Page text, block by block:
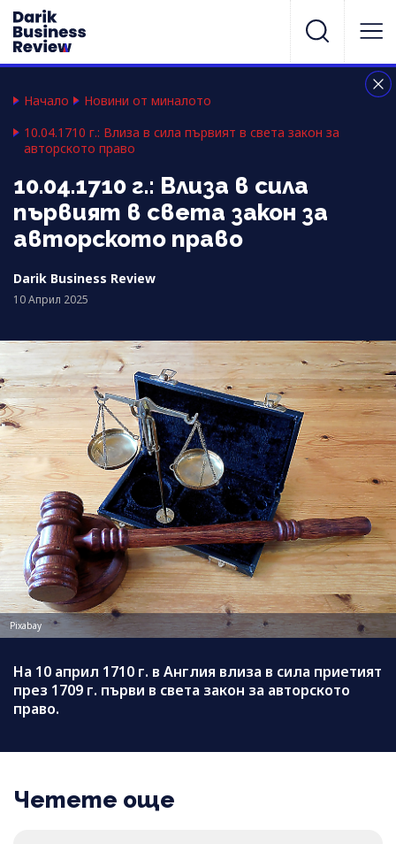
Начало
Новини от миналото
10.04.1710 г.: Влиза в сила първият в света закон за
авторското право
Pixabay
10.04.1710 г.: Влиза в сила
първият в света закон за
авторското право
Darik Business Review
10 Април 2025
На 10 април 1710 г. в Англия влиза в сила приетият
през 1709 г. първи в света закон за авторското
право.
Четете още